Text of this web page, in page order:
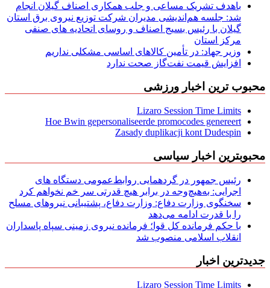
باهدف تشریک مساعی و جلب همکاری اصناف گیلان انجام
شد: جلسه هم‌اندیشی مدیران شركت توزیع نیروی برق استان
گیلان با رئیس بسیج اصناف و روسای اتحادیه های صنفی
مركز استان
وزیر جهاد: در تأمین کالاهای اساسی مشکلی نداریم
افزایش قیمت نفت‌گاز صحت ندارد
محبوب ترین اخبار ورزشی
Lizaro Session Time Limits
Hoe Bwin gepersonaliseerde promocodes genereert
Zasady duplikacji kont Dudespin
محبوبترین اخبار سیاسی
رئیس جمهور در گردهمایی روابط‌عمومی دستگاه های
اجرایی: به‌هیچ‌وجه در برابر هیچ قدرتی سر خم نخواهم کرد
سخنگوی وزارت دفاع: وزارت دفاع، پشتیبانی نیرو‌های مسلح
را با قدرت ادامه می‌دهد
با حکم فرمانده کل قوا؛ فرمانده نیروی زمینی سپاه پاسداران
انقلاب اسلامی منصوب شد
جدیدترین اخبار
Lizaro Session Time Limits